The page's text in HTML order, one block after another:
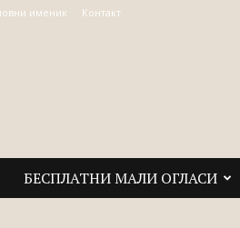
именик Контакт
БЕСПЛАТНИ МАЛИ ОГЛАСИ